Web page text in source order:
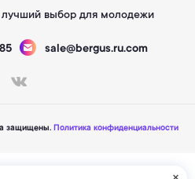
лучший выбор для молодежи
sale@bergus.ru.com
защищены. Политика конфиденциальности